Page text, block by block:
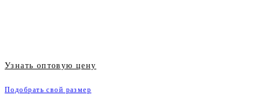
Узнать оптовую цену
Подобрать свой размер